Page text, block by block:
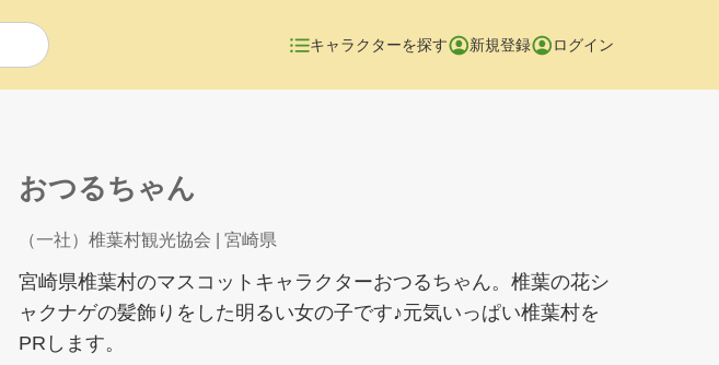
キャラクターを探す 新規登録 ログイン
おつるちゃん
（一社）椎葉村観光協会 | 宮崎県
宮崎県椎葉村のマスコットキャラクターおつるちゃん。椎葉の花シ
ャクナゲの髪飾りをした明るい女の子です♪元気いっぱい椎葉村を
PRします。